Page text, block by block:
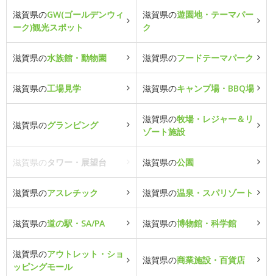
滋賀県のGW(ゴールデンウィ
ーク)観光スポット
滋賀県の遊園地・テーマパー
ク
滋賀県の水族館・動物園 滋賀県のフードテーマパーク
滋賀県の工場見学 滋賀県のキャンプ場・BBQ場
滋賀県のグランピング
滋賀県の牧場・レジャー＆リ
ゾート施設
滋賀県のタワー・展望台 滋賀県の公園
滋賀県のアスレチック 滋賀県の温泉・スパリゾート
滋賀県の道の駅・SA/PA 滋賀県の博物館・科学館
滋賀県のアウトレット・ショ
ッピングモール
滋賀県の商業施設・百貨店